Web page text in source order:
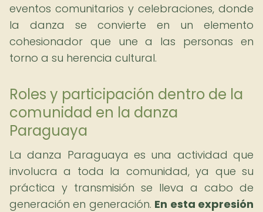
eventos comunitarios y celebraciones, donde
la danza se convierte en un elemento
cohesionador que une a las personas en
torno a su herencia cultural.
Roles y participación dentro de la
comunidad en la danza
Paraguaya
La danza Paraguaya es una actividad que
involucra a toda la comunidad, ya que su
práctica y transmisión se lleva a cabo de
generación en generación. En esta expresión